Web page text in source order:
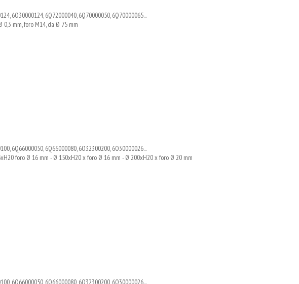
6O30000124, 6Q72000040, 6Q70000050, 6Q70000065...
mm, foro M14, da Ø 75 mm
6Q66000050, 6Q66000080, 6O32300200, 6O30000026...
foro Ø 16 mm - Ø 150xH20 x foro Ø 16 mm - Ø 200xH20 x foro Ø 20 mm
6Q66000050, 6Q66000080, 6O32300200, 6O30000026...